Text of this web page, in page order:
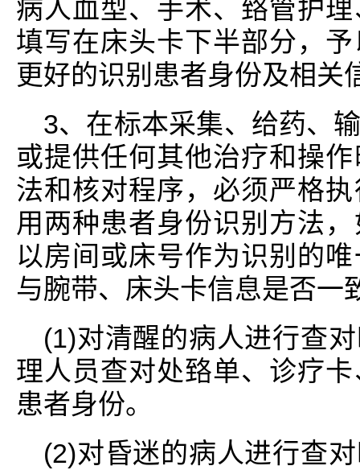
病人血型、手术、臵管护
填写在床头卡下半部分，
更好的识别患者身份及相关
3、在标本采集、给药、
或提供任何其他治疗和操
法和核对程序，必须严格
用两种患者身份识别方法
以房间或床号作为识别的
与腕带、床头卡信息是否一
(1)对清醒的病人进行查
理人员查对处臵单、诊疗
患者身份。
(2)对昏迷的病人进行查